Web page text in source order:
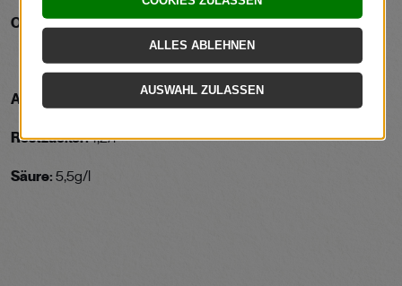
Optimale Trinkreife:10 Jahre und länger
Alkoholgehalt: 13,5%vol
Restzucker:1,2/l
Säure: 5,5g/l